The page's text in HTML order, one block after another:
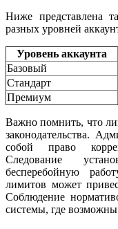
Ниже представлена
разных уровней
Уровень аккаунта
Базовый
Стандарт
Премиум
Важно помнить, что
законодательства.
собой право
Следование
бесперебойную
лимитов может
Соблюдение
системы, где